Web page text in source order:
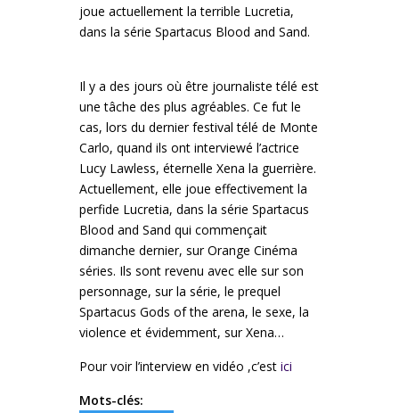
joue actuellement la terrible Lucretia,
dans la série Spartacus Blood and Sand.
Il y a des jours où être journaliste télé est
une tâche des plus agréables. Ce fut le
cas, lors du dernier festival télé de Monte
Carlo, quand ils ont interviewé l’actrice
Lucy Lawless, éternelle Xena la guerrière.
Actuellement, elle joue effectivement la
perfide Lucretia, dans la série Spartacus
Blood and Sand qui commençait
dimanche dernier, sur Orange Cinéma
séries. Ils sont revenu avec elle sur son
personnage, sur la série, le prequel
Spartacus Gods of the arena, le sexe, la
violence et évidemment, sur Xena…
Pour voir l’interview en vidéo ,c’est ici
Mots-clés: